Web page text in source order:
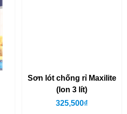
Sơn lót chống rỉ Maxilite
(lon 3 lít)
325,500₫